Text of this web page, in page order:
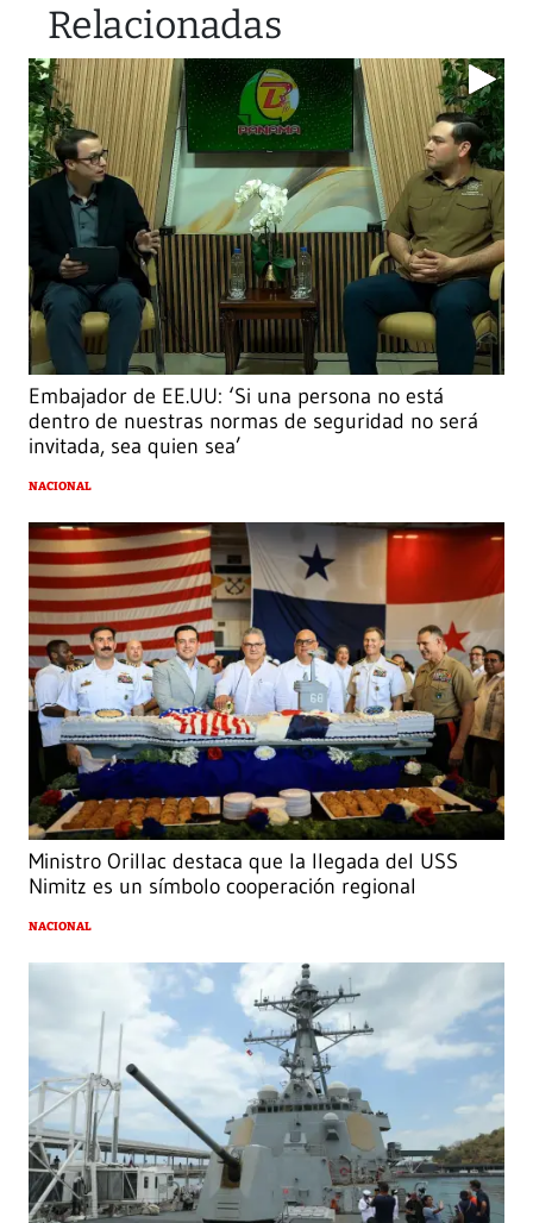
Relacionadas
Embajador de EE.UU: ‘Si una persona no está
dentro de nuestras normas de seguridad no será
invitada, sea quien sea’
NACIONAL
Ministro Orillac destaca que la llegada del USS
Nimitz es un símbolo cooperación regional
NACIONAL